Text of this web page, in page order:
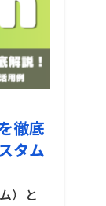
徹底
タム
）と